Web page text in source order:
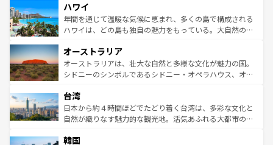
ば市内交通費無料で観光を楽しむこともできる。 なお、新
着のスイス情報はコンテンツ一覧 を参照してほしい。
のような巨大都市は、観光、ショッピング、エンターテイ
ンメントが詰まった刺激的なスポットだ。一方、アメリカ
西部には大自然が広がり、グランドキャニオンやイエロー
部のニューオーリンズでは、音楽と美食が融合した独特の
文化が魅力。旅行者はアメリカの各地域で異なる魅力を楽
しみながら、その多様性と豊かな歴史を感じることができ
ならではの贅沢な旅のスタイルだ。 なお、新着のアメリカ
情報はコンテンツ一覧を参照してほしい。
ハワイ
年間を通じて温暖な気候に恵まれ、多くの島で構成される
ハワイは、どの島も独自の魅力をもっている。大自然の神
ワイ島は見逃せない。また、定番の観光地といえばオアフ
島だが、静かな自然を求めるならマウイ島やカウアイ島が
おすすめ。エメラルドグリーンに輝く海をはじめ、豊かな
れるおもてなしの心で訪れる人々を迎えてくれるハワイの
人々、おいしいローカルフードやハワイアンミュージッ
ク、伝統的なフラダンスなど、すべてがハワイの魅力を彩
ワイを、存分に味わってほしい。 なお、新着のハワイ情報
オーストラリア
オーストラリアは、壮大な自然と多様な文化が魅力の国。
シドニーのシンボルであるシドニー・オペラハウス、オー
リアリーフや大陸中央部にそびえるウルル（エアーズロッ
ク）、タスマニアの美しい原生林やケアンズの熱帯雨林な
ど、見どころがたくさん。また、カフェやワイン、オージ
いる。アクティビティも充実しており、サーフィンやダイ
台湾
日本から約４時間ほどでたどり着く台湾は、多彩な文化と
自然が織りなす魅力的な観光地。活気あふれる大都市の台
ン）、静ひつな山岳地帯である台湾東部など、都市の喧騒
韓国